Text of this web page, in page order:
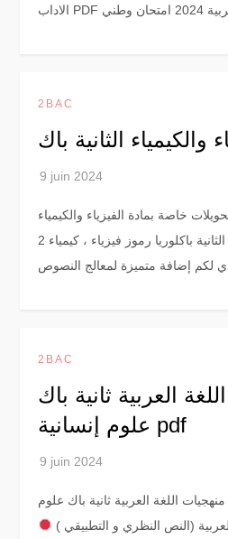
2BAC
خاصة بمادة الفيزياء والكيمياء
الثانية باكلوريا رموز فيزياء ، كيمياء 2 bac و رياضيات : لمدرسي
2BAC
العربية ثانية باك
علوم إنسانية pdf
اللغة العربية ثانية باك علوم
(النص النظري و التطبيقي )